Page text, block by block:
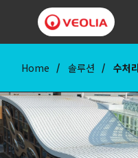
Home 솔루션 수처리